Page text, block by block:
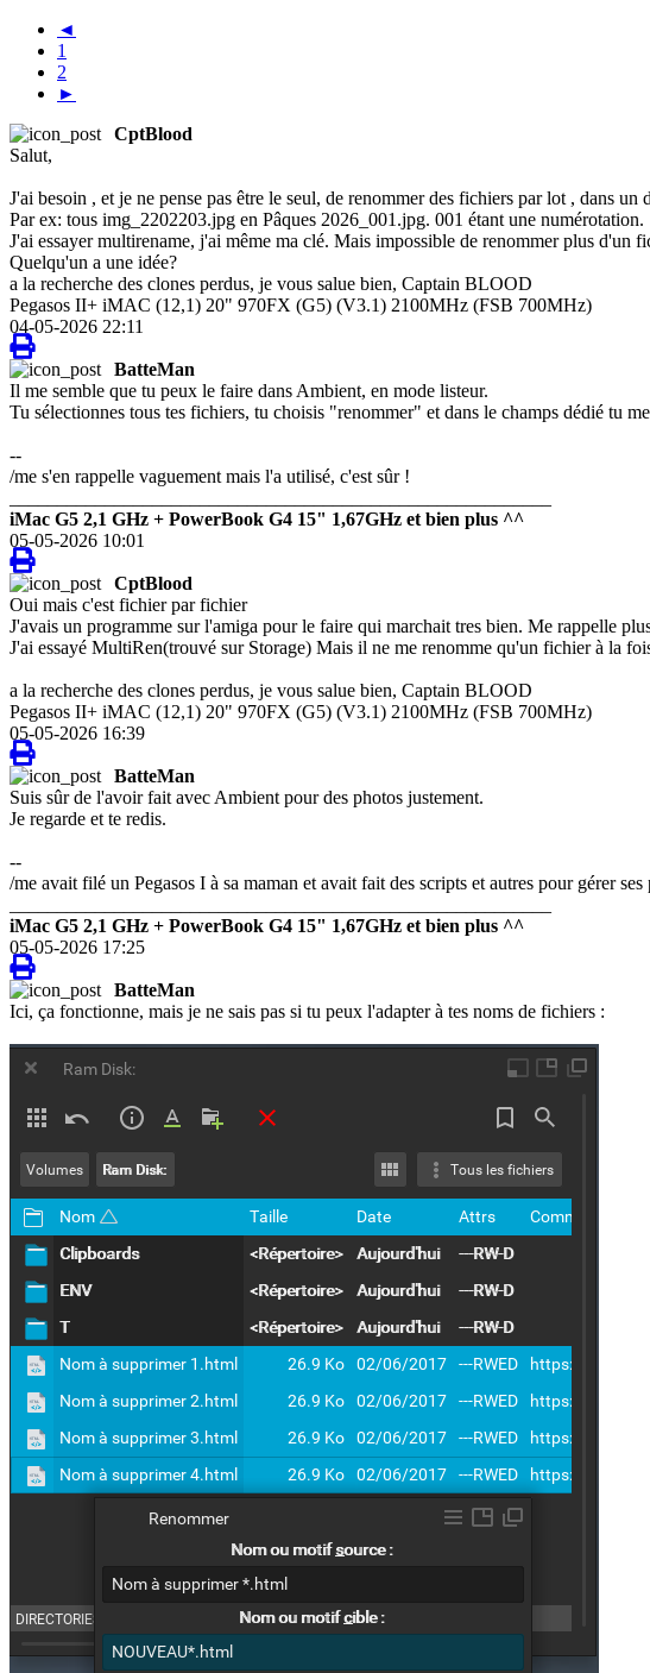
◄
1
2
►
CptBlood
Salut,
J'ai besoin , et je ne pense pas être le seul, de renommer des fichiers par lot , dans un
Par ex: tous img_2202203.jpg en Pâques 2026_001.jpg. 001 étant une numérotation.
J'ai essayer multirename, j'ai même ma clé. Mais impossible de renommer plus d'un
Quelqu'un a une idée?
a la recherche des clones perdus, je vous salue bien, Captain BLOOD
Pegasos II+ iMAC (12,1) 20" 970FX (G5) (V3.1) 2100MHz (FSB 700MHz)
04-05-2026 22:11
BatteMan
Il me semble que tu peux le faire dans Ambient, en mode listeur.
Tu sélectionnes tous tes fichiers, tu choisis "renommer" et dans le champs dédié tu
--
/me s'en rappelle vaguement mais l'a utilisé, c'est sûr !
iMac G5 2,1 GHz + PowerBook G4 15" 1,67GHz et bien plus ^^
05-05-2026 10:01
CptBlood
Oui mais c'est fichier par fichier
J'avais un programme sur l'amiga pour le faire qui marchait tres bien. Me rappelle
J'ai essayé MultiRen(trouvé sur Storage) Mais il ne me renomme qu'un fichier à la
a la recherche des clones perdus, je vous salue bien, Captain BLOOD
Pegasos II+ iMAC (12,1) 20" 970FX (G5) (V3.1) 2100MHz (FSB 700MHz)
05-05-2026 16:39
BatteMan
Suis sûr de l'avoir fait avec Ambient pour des photos justement.
Je regarde et te redis.
--
/me avait filé un Pegasos I à sa maman et avait fait des scripts et autres pour gérer
iMac G5 2,1 GHz + PowerBook G4 15" 1,67GHz et bien plus ^^
05-05-2026 17:25
BatteMan
Ici, ça fonctionne, mais je ne sais pas si tu peux l'adapter à tes noms de fichiers :